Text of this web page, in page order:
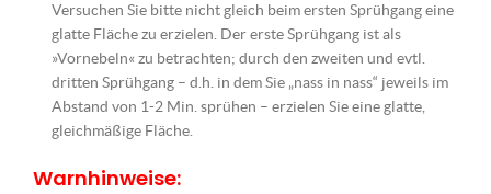
Versuchen Sie bitte nicht gleich beim ersten Sprühgang eine
glatte Fläche zu erzielen. Der erste Sprühgang ist als
»Vornebeln« zu betrachten; durch den zweiten und evtl.
dritten Sprühgang – d.h. in dem Sie „nass in nass“ jeweils im
Abstand von 1-2 Min. sprühen – erzielen Sie eine glatte,
gleichmäßige Fläche.
Warnhinweise: